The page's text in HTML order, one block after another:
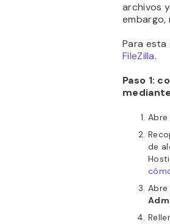
archivos
embargo,
Para
FileZilla.
Paso 1:
Abre
de
Abre